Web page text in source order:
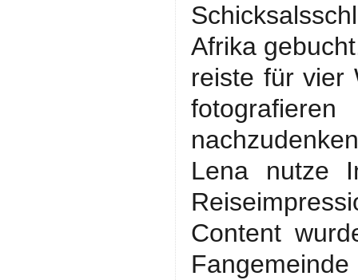
Afrika
reiste für vier
Lena nutze
Content